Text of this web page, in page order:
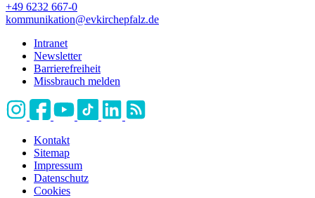
+49 6232 667-0
kommunikation@evkirchepfalz.de
Intranet
Newsletter
Barrierefreiheit
Missbrauch melden
Kontakt
Sitemap
Impressum
Datenschutz
Cookies